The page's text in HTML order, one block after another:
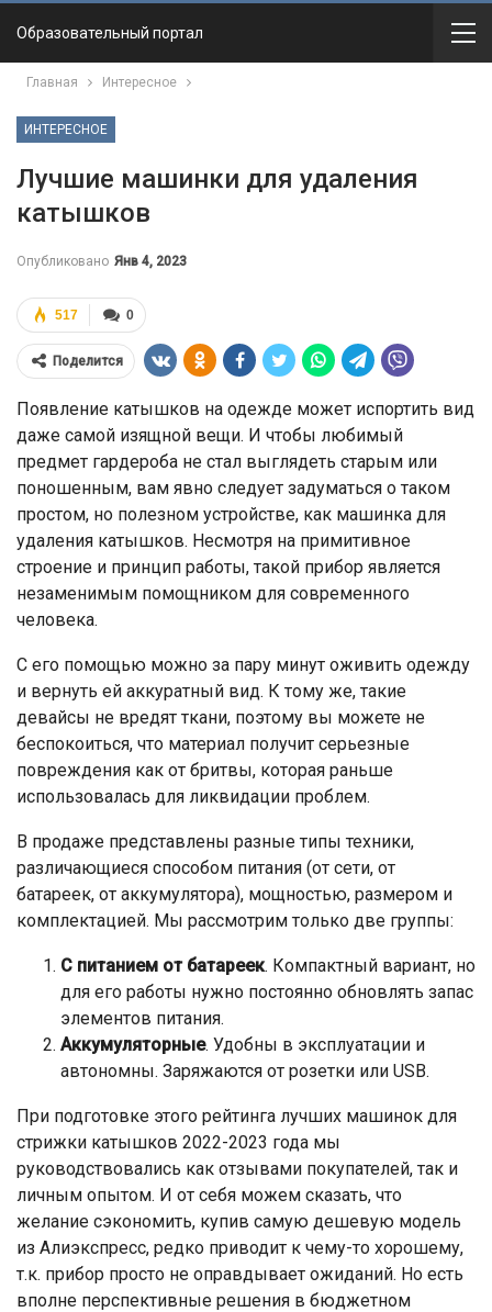
Образовательный портал
Главная Интересное
ИНТЕРЕСНОЕ
Лучшие машинки для удаления
катышков
Опубликовано Янв 4, 2023
0
517
Поделится
Появление катышков на одежде может испортить вид
даже самой изящной вещи. И чтобы любимый
предмет гардероба не стал выглядеть старым или
поношенным, вам явно следует задуматься о таком
простом, но полезном устройстве, как машинка для
удаления катышков. Несмотря на примитивное
строение и принцип работы, такой прибор является
незаменимым помощником для современного
человека.
С его помощью можно за пару минут оживить одежду
и вернуть ей аккуратный вид. К тому же, такие
девайсы не вредят ткани, поэтому вы можете не
беспокоиться, что материал получит серьезные
повреждения как от бритвы, которая раньше
использовалась для ликвидации проблем.
В продаже представлены разные типы техники,
различающиеся способом питания (от сети, от
батареек, от аккумулятора), мощностью, размером и
комплектацией. Мы рассмотрим только две группы:
С питанием от батареек. Компактный вариант, но
для его работы нужно постоянно обновлять запас
элементов питания.
Аккумуляторные. Удобны в эксплуатации и
автономны. Заряжаются от розетки или USB.
При подготовке этого рейтинга лучших машинок для
стрижки катышков 2022-2023 года мы
руководствовались как отзывами покупателей, так и
личным опытом. И от себя можем сказать, что
желание сэкономить, купив самую дешевую модель
из Алиэкспресс, редко приводит к чему-то хорошему,
т.к. прибор просто не оправдывает ожиданий. Но есть
вполне перспективные решения в бюджетном